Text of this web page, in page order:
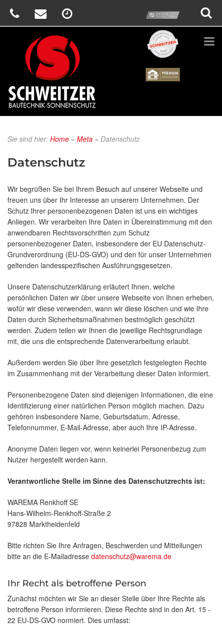
Sie sind hier: Home » Meta » Datenschutz
Datenschutz
Wir begrüßen Sie bei Ihrem Besuch auf unserer Webseite und
freuen uns über Ihr Interesse an unserem Unternehmen. Der
Schutz Ihrer personenbezogenen Daten ist uns ein wichtiges
Anliegen. Wir verarbeiten Ihre Daten in Übereinstimmung mit den
anwendbaren Rechtsvorschriften zum Schutz
personenbezogener Daten, insbesondere der EU Datenschutz-
Grundverordnung (EU-DS-GVO) und den für unser Unternehmen
geltenden landesspezifischen Ausführungsgesetzen.
Unsere Datenschutzerklärung erläutert Ihnen, welche
persönlichen Daten wir über unsere Webseite von Ihnen erheben,
wofür wir diese verwenden, wann wir diese löschen und wie Ihre
Daten durch Sicherheitsmaßnahmen bestmöglich geschützt
werden. Zudem teilen wir Ihnen die jeweilige Rechtsgrundlage
mit, die uns die entsprechende Datenverarbeitung erlaubt.
Außerdem werden Sie über Ihre gesetzlich festgelegten Rechte
im Zusammenhang mit der Verarbeitung dieser Daten informiert.
Personenbezogene Daten sind diejenigen Informationen, die eine
Identifizierung einer natürlichen Person möglich machen. Dazu
gehören insbesondere Name, Geburtsdatum, Adresse,
Telefonnummer, E-Mail-Adresse, aber auch Ihre IP-Adresse.
Anonyme Daten liegen vor, wenn keinerlei Personenbezug zum
Nutzer hergestellt werden kann.
Verantwortliche Stelle im Sinne des Datenschutzrechts ist:
WAREMA Renkhoff SE
Hans-Wilhelm-Renkhoff-Straße 2
97828 Marktheidenfeld
Bitte richten Sie Ihre Anfragen, Beschwerden und Mitteilungen
bitte an die E-Mailadresse datenschutz@warema.de
Ihr Recht als betroffene Person
Zunächst möchten wir Sie an dieser Stelle über Ihre Rechte als
betroffene Person informieren. Diese Rechte sind in den Art. 15 -
22 EU-DS-GVO normiert. Dies umfasst:
Schweitzer